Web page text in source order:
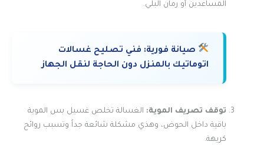
المساعدين أو رمان البلي.
صيانة فورية: فني تصليح غسالات
اتوماتيك بالمنزل دون الحاجة لنقل الجهاز
توقف تصريف الموية: الغسالة تخلص غسيل بس الموية
باقية داخل الحوض، وهذي مشكلة شائعة جداً وتسبب روائح
كريهة.